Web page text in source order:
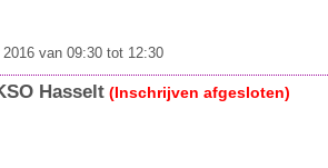
van 09:30 tot 12:30
Hasselt (Inschrijven afgesloten)